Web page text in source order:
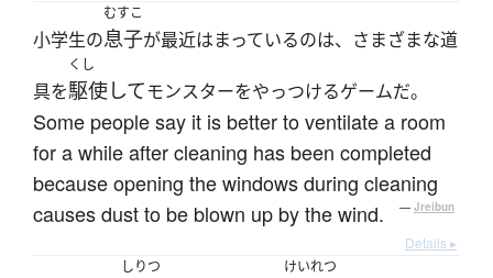
小学生の
むすこ
息子が最近はまっているのは、さまざまな道
具を
くし
駆使してモンスターをやっつけるゲームだ。
Some people say it is better to ventilate a room
for a while after cleaning has been completed
because opening the windows during cleaning
causes dust to be blown up by the wind.
— Jreibun
Details ▸
しりつ けいれつ